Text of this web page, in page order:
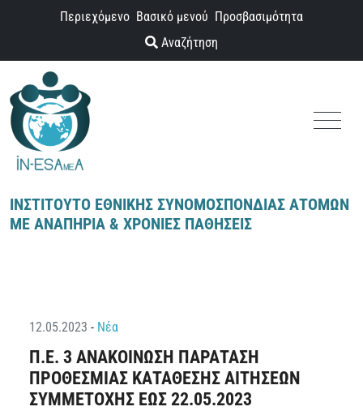
Παράκαμψη προς το περιεχόμενο
Περιεχόμενο Βασικό μενού Προσβασιμότητα
Αναζήτηση
ΙΝΣΤΙΤΟΥΤΟ ΕΘΝΙΚΗΣ ΣΥΝΟΜΟΣΠΟΝΔΙΑΣ ΑΤΟΜΩΝ
ΜΕ ΑΝΑΠΗΡΙΑ & ΧΡΟΝΙΕΣ ΠΑΘΗΣΕΙΣ
12.05.2023 - Νέα
Π.Ε. 3 ΑΝΑΚΟΙΝΩΣΗ ΠΑΡΑΤΑΣΗ
ΠΡΟΘΕΣΜΙΑΣ ΚΑΤΑΘΕΣΗΣ ΑΙΤΗΣΕΩΝ
ΣΥΜΜΕΤΟΧΗΣ ΕΩΣ 22.05.2023